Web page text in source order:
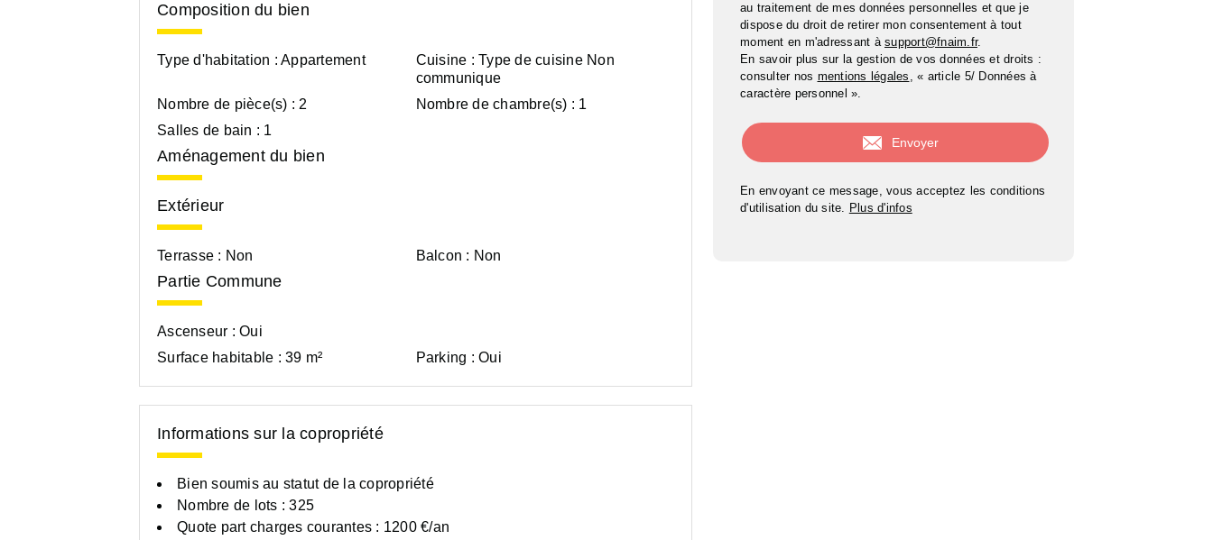
Composition du bien
Type d'habitation : Appartement Cuisine : Type de cuisine Non
communique
Nombre de pièce(s) : 2 Nombre de chambre(s) : 1
Salles de bain : 1
Aménagement du bien
Extérieur
Terrasse : Non Balcon : Non
Partie Commune
Ascenseur : Oui
Surface habitable : 39 m² Parking : Oui
Informations sur la copropriété
Bien soumis au statut de la copropriété
Nombre de lots : 325
Quote part charges courantes : 1200 €/an
au traitement de mes données personnelles et que je
dispose du droit de retirer mon consentement à tout
moment en m'adressant à support@fnaim.fr.
En savoir plus sur la gestion de vos données et droits :
consulter nos mentions légales , « article 5/ Données à
caractère personnel ».
En envoyant ce message, vous acceptez les conditions
d'utilisation du site. Plus d'infos